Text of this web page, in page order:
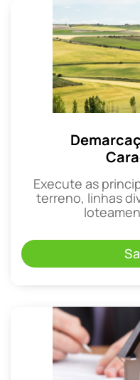
Execute as
terreno, linhas